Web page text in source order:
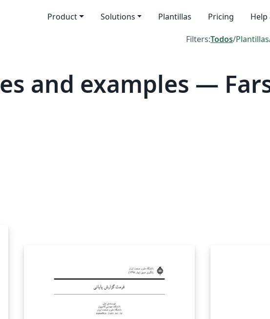
Product Solutions Plantillas Pricing Help
Filters:Todos/Plantillas
and examples —